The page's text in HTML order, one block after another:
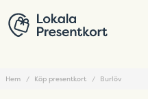
Hem Köp presentkort Burlöv